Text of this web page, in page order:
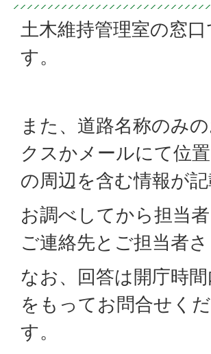
土木維持管理室の窓
す。
また、道路名称のみ
クスかメールにて位
の周辺を含む情報が
お調べしてから担当
ご連絡先とご担当者
なお、回答は開庁時
をもってお問合せく
す。